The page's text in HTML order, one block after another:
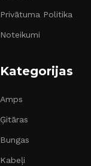
Privātuma Politika
Noteikumi
Kategorijas
Amps
Ģitāras
Bungas
Kabeļi